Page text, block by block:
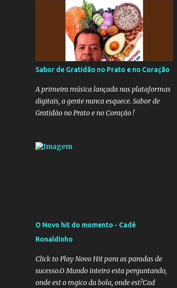
Atualmente, os inativos da União recolhem
11% sobre o que vai além do teto do INSS. A
ideia é aumentar o percentual de
recolhimento para 14%. De acordo com a
publicação, a reforma da Previdência Social
também está sendo analisada pelos
governadores, que querem subir a taxa de
recolhimento. Nesse caso, seriam atingidos
os inativos da União e dos estados.
Atualmente, o teto do INSS é de R$ 5.189,82
Sabor de Gratidão no Prato e no Coração
A primeira música lançada nas plataformas
digitais, a gente nunca esquece. Sabor de
Gratidão no Prato e no Coração !
O Novo hit do momento - Cadê
Ronaldinho
Click to Play Novo Hit para as paradas de
sucesso.O Mundo inteiro esta perguntando,
onde est o mgico da bola, onde est?Cad